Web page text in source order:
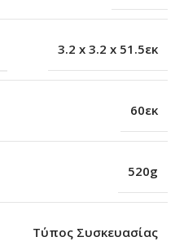
3.2 x 3.2 x 51.5εκ
60εκ
520g
Τύπος Συσκευασίας